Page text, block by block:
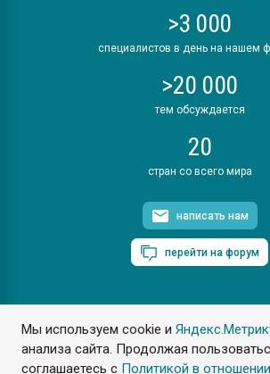
Мы используем cookie и
анализа сайта. Продолжая
соглашаетесь с Политикой в
>3 000
специалистов в день на нашем
>20 000
тем обсуждается
20
стран со всего мира
написать нам
перейти на форум
ПластЭксперт © 2006. Все права
Разрешается копирование материалов
ссылкой на www.e-plastic.ru